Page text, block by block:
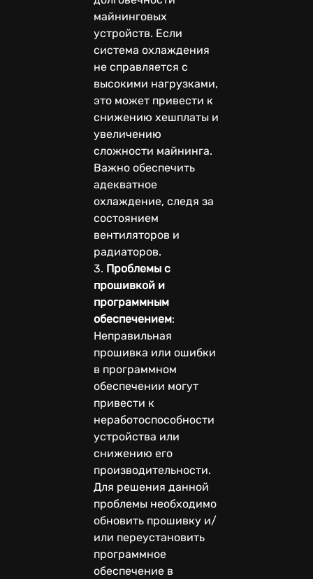
майнинговых
устройств. Если
система охлаждения
не справляется с
высокими нагрузками,
это может привести к
снижению хешплаты и
увеличению
сложности майнинга.
Важно обеспечить
адекватное
охлаждение, следя за
состоянием
вентиляторов и
радиаторов.
3. Проблемы с
прошивкой и
программным
обеспечением:
Неправильная
прошивка или ошибки
в программном
обеспечении могут
привести к
неработоспособности
устройства или
снижению его
производительности.
Для решения данной
проблемы необходимо
обновить прошивку и/
или переустановить
программное
обеспечение в